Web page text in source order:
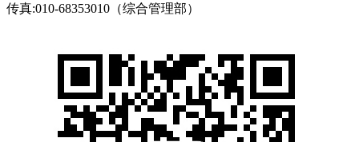
传真:010-68353010（综合管理部）